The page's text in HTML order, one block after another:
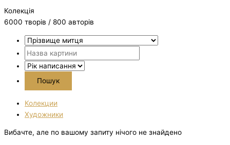
Колекція
6000 творiв / 800 авторів
Колекции
Художники
Вибачте, але по вашому запиту нічого не знайдено